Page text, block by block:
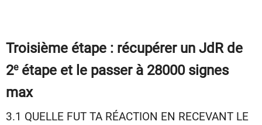
Troisième étape : récupérer un JdR de
2eétape et le passer à 28000 signes
max
3.1 QUELLE FUT TA RÉACTION EN RECEVANT LE